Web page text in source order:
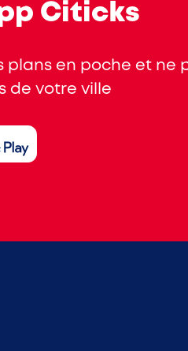
Citicks
plans en poche et ne
de votre ville